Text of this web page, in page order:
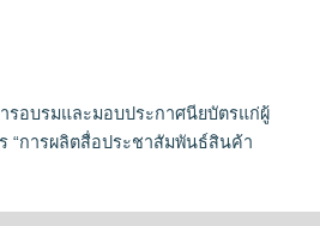
รอบรมและมอบประกาศนียบัตรแก่ผู้
“การผลิตสื่อประชาสัมพันธ์สินค้า